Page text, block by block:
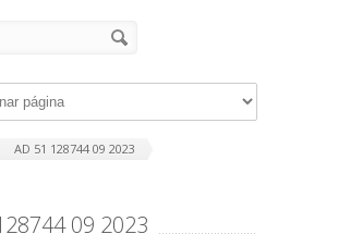
AD 51 128744 09 2023
09 2023